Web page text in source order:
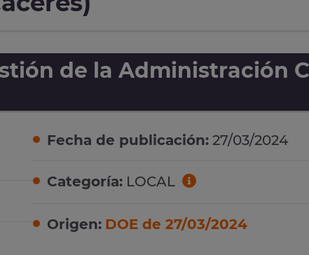
de la Administración
Fecha de publicación: 27/03/2024
Categoría: LOCAL
Origen: DOE de 27/03/2024